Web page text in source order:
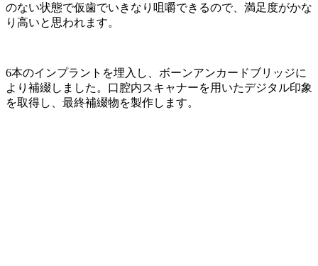
のない状態で仮歯でいきなり咀嚼できるので、満足度がかな
り高いと思われます。
6本のインプラントを埋入し、ボーンアンカードブリッジに
より補綴しました。口腔内スキャナーを用いたデジタル印象
を取得し、最終補綴物を製作します。